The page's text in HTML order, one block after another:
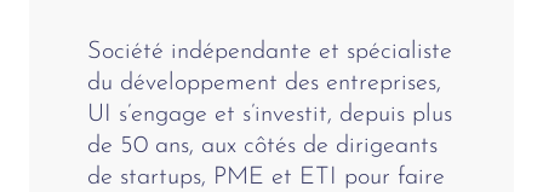
Société indépendante et spécialiste
du développement des entreprises,
UI s’engage et s’investit, depuis plus
de 50 ans, aux côtés de dirigeants
de startups, PME et ETI pour faire